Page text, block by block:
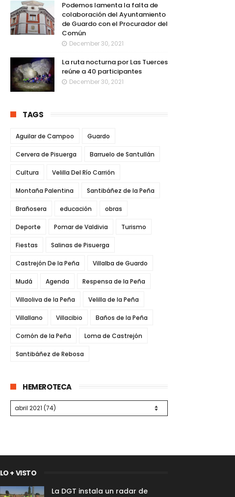
Podemos lamenta la falta de
colaboración del Ayuntamiento
de Guardo con el Procurador del
Común
December 30, 2021
La ruta nocturna por Las Tuerces
reúne a 40 participantes
December 30, 2021
TAGS
Aguilar de Campoo Guardo
Cervera de Pisuerga Barruelo de Santullán
Cultura Velilla Del Río Carrión
Montaña Palentina Santibáñez de la Peña
Brañosera educación obras
Deporte Pomar de Valdivia Turismo
Fiestas Salinas de Pisuerga
Castrejón De la Peña Villalba de Guardo
Mudá Agenda Respensa de la Peña
Villaoliva de la Peña Velilla de la Peña
Villallano Villacibio Baños de la Peña
Cornón de la Peña Loma de Castrejón
Santibáñez de Rebosa
HEMEROTECA
LO + VISTO
La DGT instala un radar de